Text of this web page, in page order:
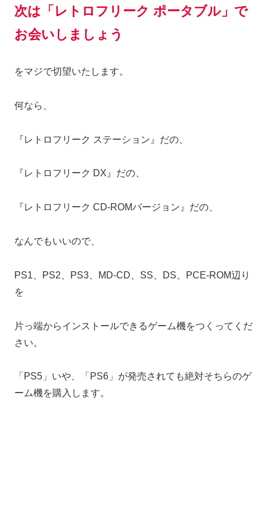
次は「レトロフリーク ポータブル」で
お会いしましょう
をマジで切望いたします。
何なら、
『レトロフリーク ステーション』だの、
『レトロフリーク DX』だの、
『レトロフリーク CD-ROMバージョン』だの、
なんでもいいので、
PS1、PS2、PS3、MD-CD、SS、DS、PCE-ROM辺り
を
片っ端からインストールできるゲーム機をつくってくだ
さい。
「PS5」いや、「PS6」が発売されても絶対そちらのゲ
ーム機を購入します。